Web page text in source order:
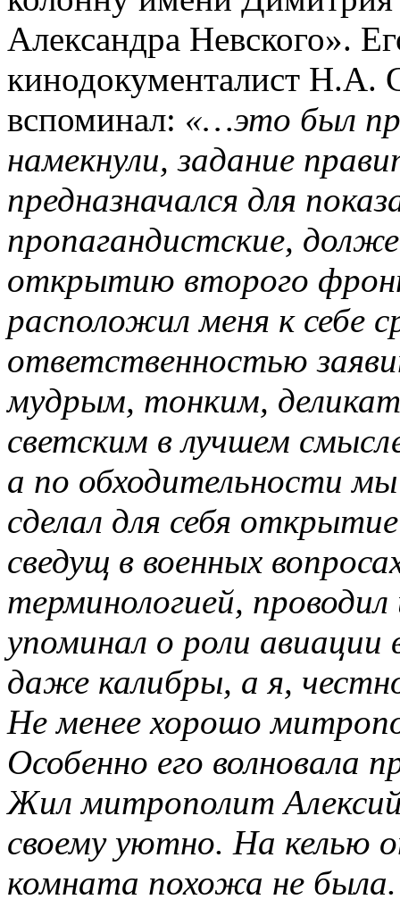
Александра Невского».
кинодокументалист Н.А.
вспоминал: «…это был
намекнули, задание
предназначался для
пропагандистские,
открытию второго
расположил меня к себе
ответственностью
мудрым, тонким,
светским в лучшем
а по обходительности
сделал для себя
сведущ в военных
терминологией,
упоминал о роли авиации
даже калибры, а я,
Не менее хорошо
Особенно его волновала
Жил митрополит
своему уютно. На келью
комната похожа не